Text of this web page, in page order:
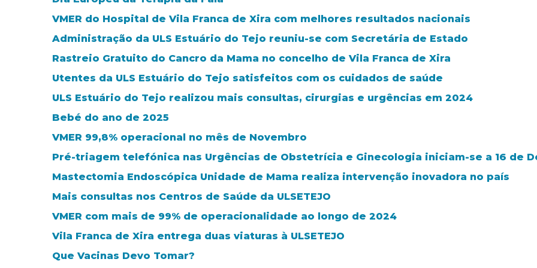
VMER do Hospital de Vila Franca de Xira com melhores resultados nacionais
Administração da ULS Estuário do Tejo reuniu-se com Secretária de Estado
Rastreio Gratuito do Cancro da Mama no concelho de Vila Franca de Xira
Utentes da ULS Estuário do Tejo satisfeitos com os cuidados de saúde
ULS Estuário do Tejo realizou mais consultas, cirurgias e urgências em 2024
Bebé do ano de 2025
VMER 99,8% operacional no mês de Novembro
Pré-triagem telefónica nas Urgências de Obstetrícia e Ginecologia iniciam-se a 16 de
Mastectomia Endoscópica Unidade de Mama realiza intervenção inovadora no país
Mais consultas nos Centros de Saúde da ULSETEJO
VMER com mais de 99% de operacionalidade ao longo de 2024
Vila Franca de Xira entrega duas viaturas à ULSETEJO
Que Vacinas Devo Tomar?